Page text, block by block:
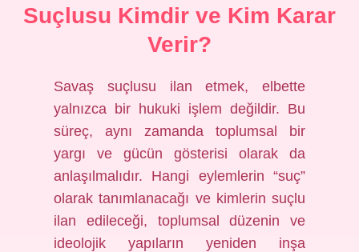
Suçlusu Kimdir ve Kim Karar
Verir?
Savaş suçlusu ilan etmek, elbette
yalnızca bir hukuki işlem değildir. Bu
süreç, aynı zamanda toplumsal bir
yargı ve gücün gösterisi olarak da
anlaşılmalıdır. Hangi eylemlerin “suç”
olarak tanımlanacağı ve kimlerin suçlu
ilan edileceği, toplumsal düzenin ve
ideolojik yapıların yeniden inşa